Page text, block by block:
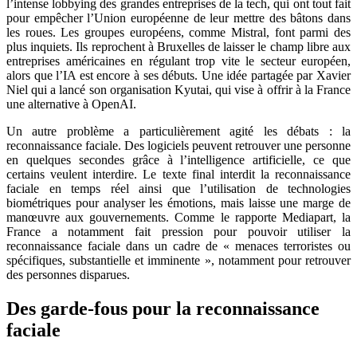
l’intense lobbying des grandes entreprises de la tech, qui ont tout fait
pour empêcher l’Union européenne de leur mettre des bâtons dans
les roues. Les groupes européens, comme Mistral, font parmi des
plus inquiets. Ils reprochent à Bruxelles de laisser le champ libre aux
entreprises américaines en régulant trop vite le secteur européen,
alors que l’IA est encore à ses débuts. Une idée partagée par Xavier
Niel qui a lancé son organisation Kyutai, qui vise à offrir à la France
une alternative à OpenAI.
Un autre problème a particulièrement agité les débats : la
reconnaissance faciale. Des logiciels peuvent retrouver une personne
en quelques secondes grâce à l’intelligence artificielle, ce que
certains veulent interdire. Le texte final interdit la reconnaissance
faciale en temps réel ainsi que l’utilisation de technologies
biométriques pour analyser les émotions, mais laisse une marge de
manœuvre aux gouvernements. Comme le rapporte Mediapart, la
France a notamment fait pression pour pouvoir utiliser la
reconnaissance faciale dans un cadre de « menaces terroristes ou
spécifiques, substantielle et imminente », notamment pour retrouver
des personnes disparues.
Des garde-fous pour la reconnaissance
faciale